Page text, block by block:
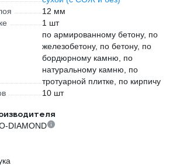
12 мм
1 шт
по армированному бетону, по
железобетону, по бетону, по
бордюрному камню, по
натуральному камню, по
тротуарной плитке, по кирпичу
10 шт
DIAMOND